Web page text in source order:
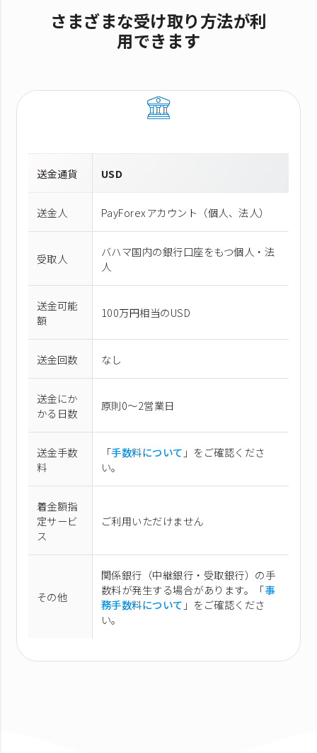
さまざまな受け取り方法が利
用できます
送金通貨 USD
送金人 PayForexアカウント（個⼈、法⼈）
受取人
バハマ国内の銀行口座をもつ個人・法
人
送金可能
額
100万円相当のUSD
送金回数 なし
送金にか
かる日数
原則0〜2営業日
送金手数
料
「手数料について 」をご確認くださ
い。
着金額指
定サービ
ス
ご利用いただけません
その他
関係銀行（中継銀行・受取銀行）の手
数料が発生する場合があります。「事
務手数料について 」をご確認くださ
い。